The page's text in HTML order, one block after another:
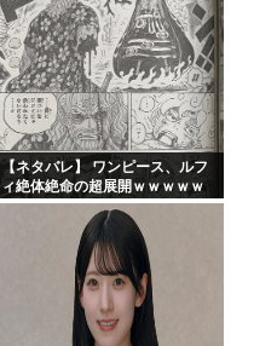
【ネタバレ】 ワンピース、ルフ
ィ絶体絶命の超展開ｗｗｗｗｗ
ｗｗｗｗｗｗｗｗｗｗｗｗｗｗ
ｗｗｗｗｗｗｗｗｗｗｗｗｗｗ
ｗｗｗｗｗｗｗｗｗｗｗｗ...